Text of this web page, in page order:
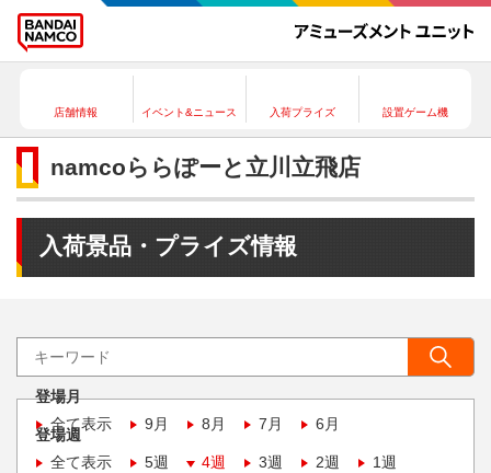
店舗情報 イベント&ニュース 入荷プライズ 設置ゲーム機
namcoららぽーと立川立飛店
入荷景品・プライズ情報
登場月
全て表示
9月 8月 7月 6月
登場週
全て表示
5週 4週 3週 2週 1週